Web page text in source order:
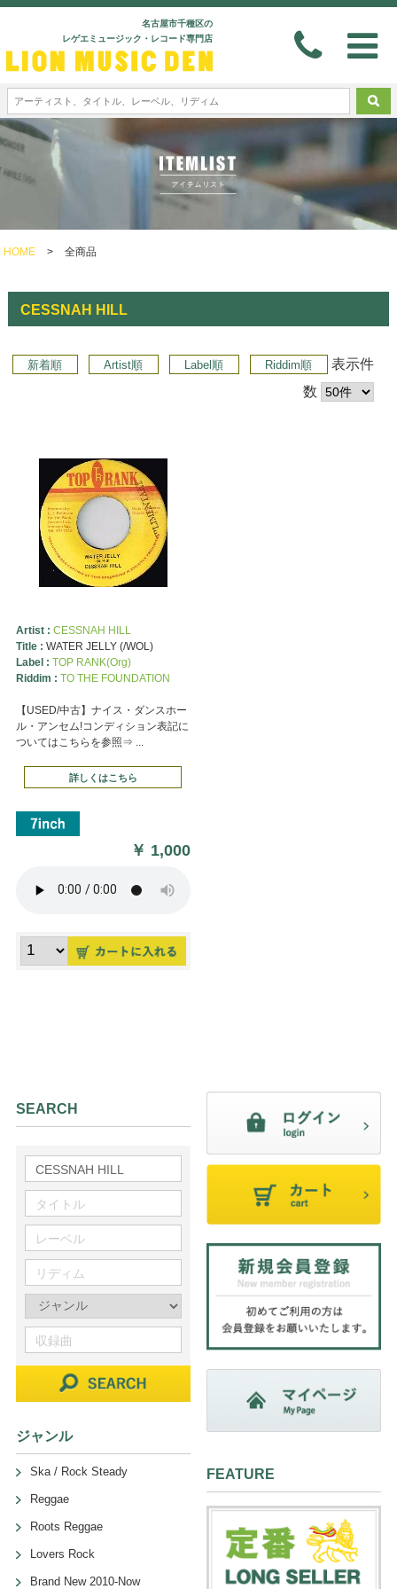
名古屋市千種区の
レゲエミュージック・レコード専門店
HOME > 全商品
CESSNAH HILL
新着順 Artist順 Label順 Riddim順
表示件
数
Artist : CESSNAH HILL
Title : WATER JELLY (/WOL)
Label : TOP RANK(Org)
Riddim : TO THE FOUNDATION
【USED/中古】ナイス・ダンスホー
ル・アンセム!コンディション表記に
ついてはこちらを参照⇒ ...
詳しくはこちら
￥ 1,000
SEARCH
ジャンル
Ska / Rock Steady
Reggae
Roots Reggae
Lovers Rock
Brand New 2010-Now
FEATURE